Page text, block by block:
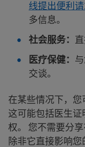
线提出便利
多信息。
社会服务：
医疗保健：
交谈。
在某些情况下，您
这可能包括医生
权。 您不需要分
除非它直接影响您